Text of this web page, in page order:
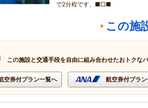
で2分程です。■□■
この施
この施設と交通手段を自由に組み合わせたおトクな
空券付プラン一覧へ 航空券付プラ